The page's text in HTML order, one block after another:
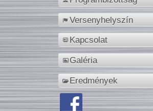
Versenyhelyszín
Kapcsolat
Galéria
Eredmények